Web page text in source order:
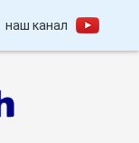
наш канал